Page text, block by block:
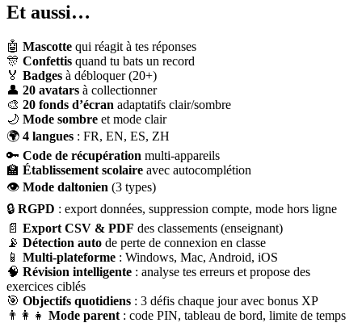
Et aussi…
🤖 Mascotte qui réagit à tes réponses
🎊 Confettis quand tu bats un record
🏅 Badges à débloquer (20+)
👤 20 avatars à collectionner
🎨 20 fonds d’écran adaptatifs clair/sombre
🌙 Mode sombre et mode clair
🌍 4 langues : FR, EN, ES, ZH
🔑 Code de récupération multi-appareils
🏫 Établissement scolaire avec autocomplétion
👁 Mode daltonien (3 types)
🔒 RGPD : export données, suppression compte, mode hors ligne
📄 Export CSV & PDF des classements (enseignant)
📡 Détection auto de perte de connexion en classe
📱 Multi-plateforme : Windows, Mac, Android, iOS
🧠 Révision intelligente : analyse tes erreurs et propose des
exercices ciblés
🎯 Objectifs quotidiens : 3 défis chaque jour avec bonus XP
👨‍👩‍👧 Mode parent : code PIN, tableau de bord, limite de temps